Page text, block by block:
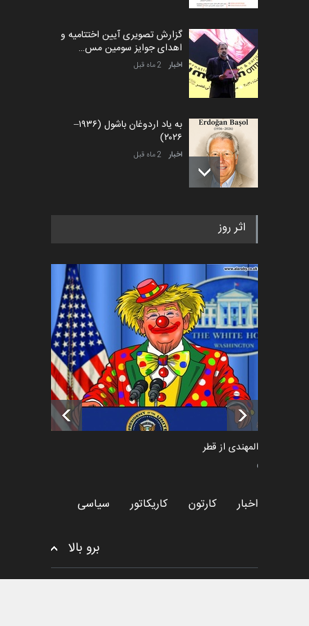
گزارش تصویری آیین اختتامیه و
اهدای جوایز سومین مس…
اخبار 2 ماه قبل
به یاد اردوغان باشول (۱۹۳۶–
۲۰۲۶)
اخبار 2 ماه قبل
رویداد کارگاهی کارتون و پوستر
اخبار 6 ماه قبل
فراخوان رویداد کارگاهی کارتون و
پوستر "ایران سربل…
اخبار 6 ماه قبل
تسلیت به همکار | سهراب خیری
اخبار 6 ماه قبل
اثر روز
سعد المهندی از قطر
سیاسی
اخبار کارتون کاریکاتور سیاسی
برو بالا